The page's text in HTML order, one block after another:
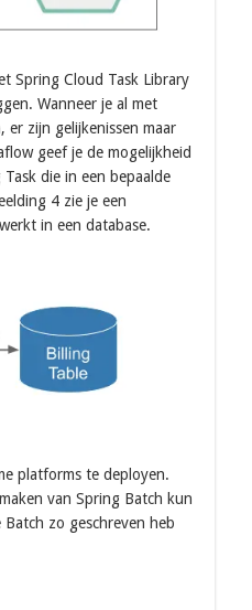
Spring Cloud Task Library
Wanneer je al met
er zijn gelijkenissen maar
geef je de mogelijkheid
die in een bepaalde
4 zie je een
in een database.
platforms te deployen.
van Spring Batch kun
zo geschreven heb